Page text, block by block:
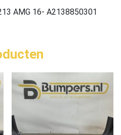
AMG 16- A2138850301